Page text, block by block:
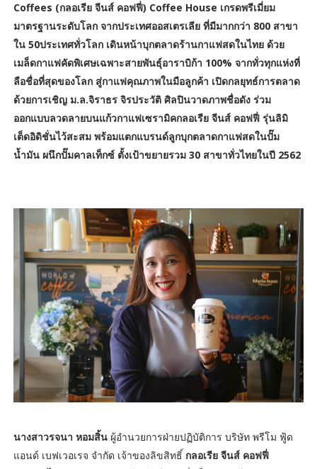
Coffees (กลอเรีย จีนส์ คอฟฟี่) Coffee House เกรดพรีเมี่ยม
มาตรฐานระดับโลก จากประเทศออสเตรเลีย ที่มีมากกว่า 800 สาขา
ใน 50ประเทศทั่วโลก เดินหน้าบุกตลาดร้านกาแฟสดในไทย ด้วย
เมล็ดกาแฟคัดพิเศษเฉพาะสายพันธุ์อาราบิก้า 100% จากทั่วทุกแห่งที่
ลือชื่อที่สุดของโลก สู่กาแฟคุณภาพในมือลูกค้า เปิดกลยุทธ์การตลาด
ด้วยการเชิญ ม.ล.จิราธร จิรประวัติ ศิลปินวาดภาพชื่อดัง ร่วม
ออกแบบลวดลายบนแก้วกาแฟเซรามิคกลอเรีย จีนส์ คอฟฟี่ รุ่นลิมิ
เต็ดอิดิชั่นไว้สะสม พร้อมแตกแบรนด์ลูกบุกตลาดกาแฟสดในปั๊ม
น้ำมัน ผนึกปั๊มคาลเท็กซ์ ตั้งเป้าขยายรวม 30 สาขาทั่วไทยในปี 2562
นางสาวรจนา หอมสิ้น ผู้อำนวยการฝ่ายปฏิบัติการ บริษัท พรีโม ฟู้ด
แอนด์ เบฟเวอเรจ จำกัด เจ้าของลิขสิทธิ์กลอเรีย จีนส์ คอฟฟี่